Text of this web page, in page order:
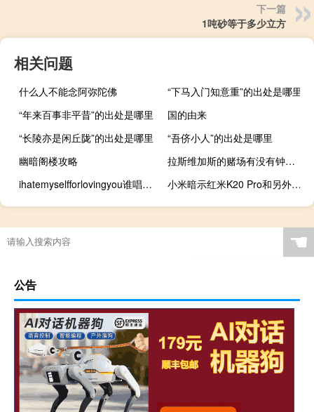
下一篇
1吨砂等于多少立方
相关问题
什么人不能念阿弥陀佛
“下马入门知意重”的出处是哪里
“年来百事非平昔”的出处是哪里
国的由来
“长陵亦是闲丘陇”的出处是哪里
“吾侪小人”的出处是哪里
幽暗阁楼攻略
拉斯维加斯的赌场有没有钟？什么梗
ihatemyselfforlovingyou谁唱的 ihatemyselfforloving
小米暗示红米K20 Pro和另外5款手机的售后支持将结束
☚
公告